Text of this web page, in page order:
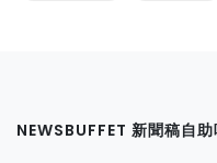
NEWSBUFFET 新聞稿自